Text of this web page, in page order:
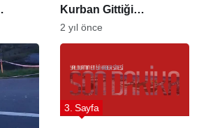
Kurban Gittiği
Düşünülüyor
2 yıl önce
3. Sayfa